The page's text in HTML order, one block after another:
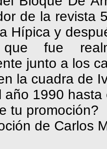
de la revista
Hípica y
fue
junto a los
la cuadra de
año 1990
tu promoción?
de Carlos